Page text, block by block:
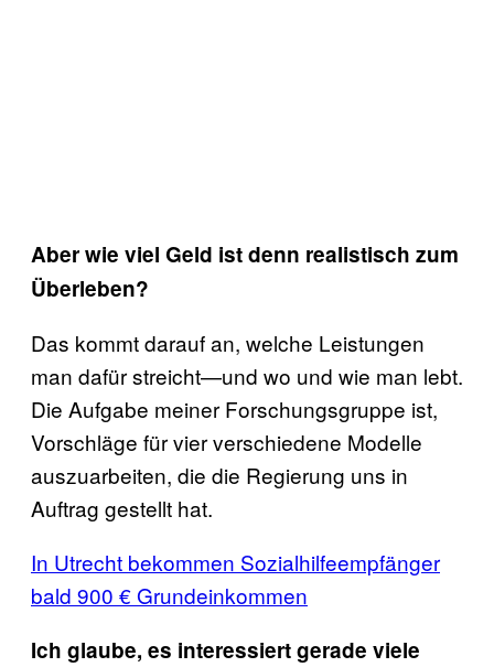
Aber wie viel Geld ist denn realistisch zum
Überleben?
Das kommt darauf an, welche Leistungen
man dafür streicht—und wo und wie man lebt.
Die Aufgabe meiner Forschungsgruppe ist,
Vorschläge für vier verschiedene Modelle
auszuarbeiten, die die Regierung uns in
Auftrag gestellt hat.
In Utrecht bekommen Sozialhilfeempfänger
bald 900 € Grundeinkommen
Ich glaube, es interessiert gerade viele